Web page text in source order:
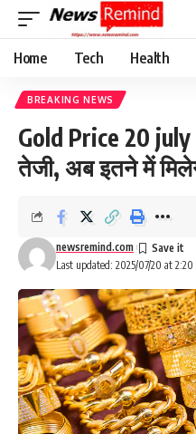
Home Tech Health
BREAKING NEWS
Gold Price 20
तेजी, अब इतने में
Last updated: 2025/07/20 at 2:20
newsremind.com